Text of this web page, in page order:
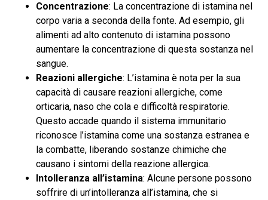
Concentrazione: La concentrazione di istamina nel
corpo varia a seconda della fonte. Ad esempio, gli
alimenti ad alto contenuto di istamina possono
aumentare la concentrazione di questa sostanza nel
sangue.
Reazioni allergiche: L’istamina è nota per la sua
capacità di causare reazioni allergiche, come
orticaria, naso che cola e difficoltà respiratorie.
Questo accade quando il sistema immunitario
riconosce l’istamina come una sostanza estranea e
la combatte, liberando sostanze chimiche che
causano i sintomi della reazione allergica.
Intolleranza all’istamina: Alcune persone possono
soffrire di un’intolleranza all’istamina, che si